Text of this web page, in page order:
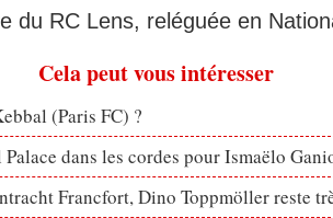
du RC Lens, reléguée en
Cela peut vous intéresser
(Paris FC) ?
dans les cordes pour Ismaëlo
Francfort, Dino Toppmöller reste